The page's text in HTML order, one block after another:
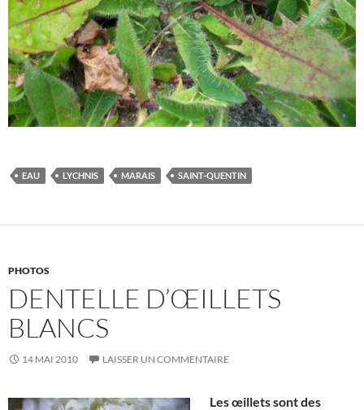
EAU LYCHNIS MARAIS SAINT-QUENTIN
PHOTOS
DENTELLE D’ŒILLETS
BLANCS
14 MAI 2010 LAISSER UN COMMENTAIRE
Les œillets sont des